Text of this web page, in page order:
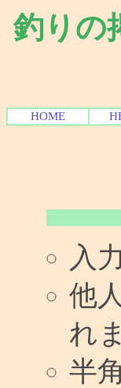
釣りの
HOME
入
他
れ
半